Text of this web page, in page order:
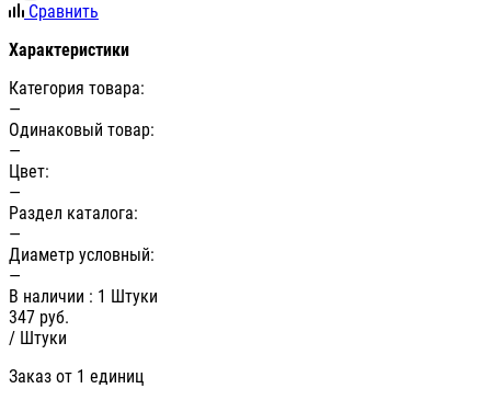
Сравнить
Характеристики
Категория товара:
—
Одинаковый товар:
—
Цвет:
—
Раздел каталога:
—
Диаметр условный:
—
В наличии : 1 Штуки
347 руб.
/ Штуки
Заказ от 1 единиц